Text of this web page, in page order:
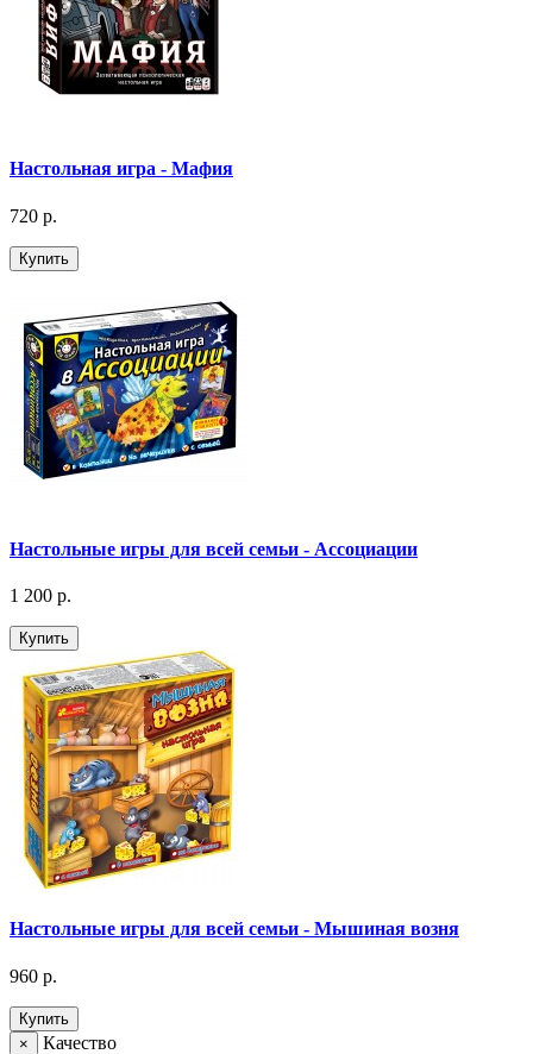
Настольная игра - Мафия
720 р.
Купить
Настольные игры для всей семьи - Ассоциации
1 200 р.
Купить
Настольные игры для всей семьи - Мышиная возня
960 р.
Купить
×
Качество